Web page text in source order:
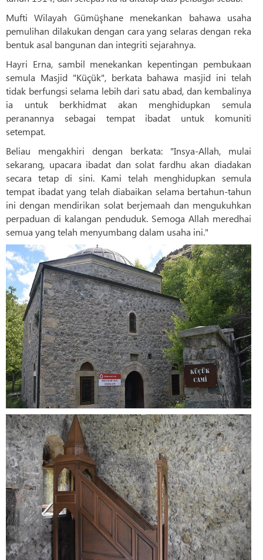
Mufti Wilayah Gümüşhane menekankan bahawa usaha
pemulihan dilakukan dengan cara yang selaras dengan reka
bentuk asal bangunan dan integriti sejarahnya.
Hayri Erna, sambil menekankan kepentingan pembukaan
semula Masjid "Küçük", berkata bahawa masjid ini telah
tidak berfungsi selama lebih dari satu abad, dan kembalinya
ia untuk berkhidmat akan menghidupkan semula
peranannya sebagai tempat ibadat untuk komuniti
setempat.
Beliau mengakhiri dengan berkata: "Insya-Allah, mulai
sekarang, upacara ibadat dan solat fardhu akan diadakan
secara tetap di sini. Kami telah menghidupkan semula
tempat ibadat yang telah diabaikan selama bertahun-tahun
ini dengan mendirikan solat berjemaah dan mengukuhkan
perpaduan di kalangan penduduk. Semoga Allah meredhai
semua yang telah menyumbang dalam usaha ini."